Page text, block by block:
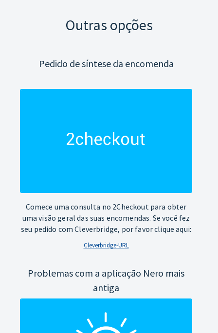
Outras opções
Pedido de síntese da encomenda
Comece uma consulta no 2Checkout para obter
uma visão geral das suas encomendas. Se você fez
seu pedido com Cleverbridge, por favor clique aqui:
Cleverbridge-URL
Problemas com a aplicação Nero mais
antiga